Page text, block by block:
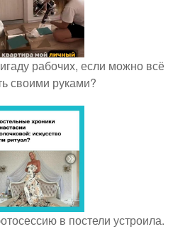
рабочих, если можно всё
своими руками?
в постели устроила.